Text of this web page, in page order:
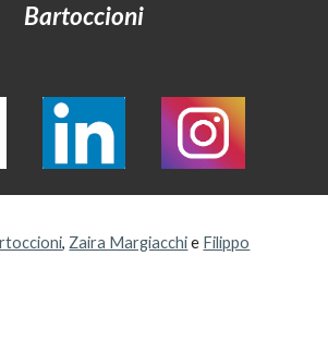
Bartoccioni
, Zaira Margiacchie Filippo